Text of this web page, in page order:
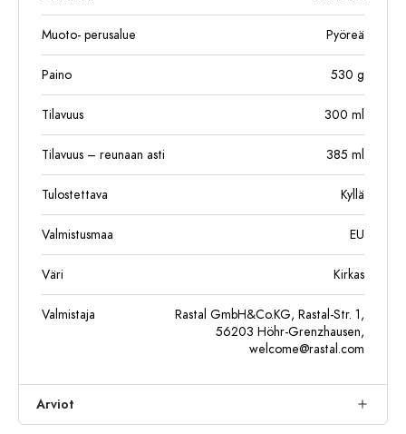
Muoto- perusalue Pyöreä
Paino 530 g
Tilavuus 300 ml
Tilavuus – reunaan asti 385 ml
Tulostettava Kyllä
Valmistusmaa EU
Väri Kirkas
Valmistaja
Rastal GmbH&Co.KG, Rastal-Str. 1,
56203 Höhr-Grenzhausen,
welcome@rastal.com
Arviot